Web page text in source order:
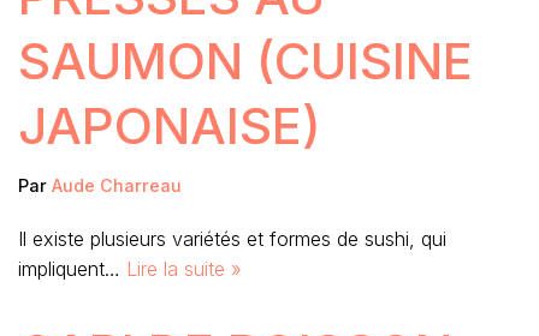
SAUMON (CUISINE
JAPONAISE)
Par Aude Charreau
Il existe plusieurs variétés et formes de sushi, qui
impliquent… Lire la suite »